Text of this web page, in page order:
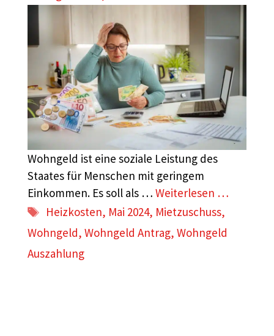
Wohngeld ist eine soziale Leistung des
Staates für Menschen mit geringem
Einkommen. Es soll als … Weiterlesen …
Schlagwörter
Heizkosten, Mai 2024, Mietzuschuss,
Wohngeld, Wohngeld Antrag, Wohngeld
Auszahlung